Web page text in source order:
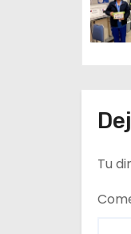
ó
n
e
e
Tu